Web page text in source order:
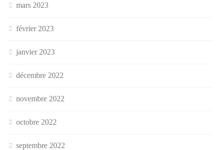
mars 2023
février 2023
janvier 2023
décembre 2022
novembre 2022
octobre 2022
septembre 2022